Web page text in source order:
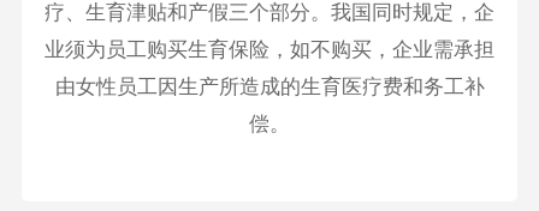
疗、生育津贴和产假三个部分。我国同时规定，企
业须为员工购买生育保险，如不购买，企业需承担
由女性员工因生产所造成的生育医疗费和务工补
偿。